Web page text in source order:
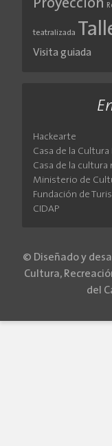
Proyección
teatralizada
Visita guiada
Hackearte
Casa de la
Casa de la
Ministerio de
Fundación de
CIDAP
© Diseñado y
Cultura,
del